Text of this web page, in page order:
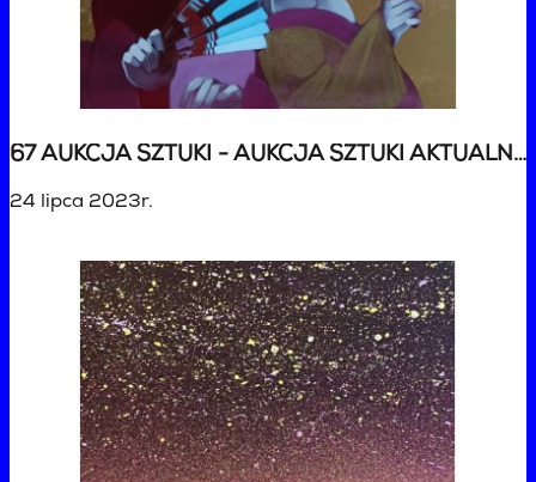
67 AUKCJA SZTUKI - AUKCJA SZTUKI AKTUALNEJ
24 lipca 2023r.